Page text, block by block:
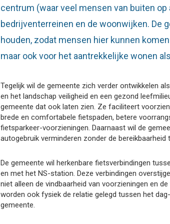
centrum (waar veel mensen van buiten
bedrijventerreinen en de woonwijken. De
houden, zodat mensen hier kunnen
maar ook voor het aantrekkelijke wonen
Tegelijk wil de gemeente zich verder ontwikkelen
en het landschap veiligheid en een gezond
gemeente dat ook laten zien. Ze faciliteert
brede en comfortabele fietspaden, betere
fietsparkeer-voorzieningen. Daarnaast wil de
autogebruik verminderen zonder de bereikbaarheid
De gemeente wil herkenbare fietsverbindingen
en met het NS-station. Deze verbindingen
niet alleen de vindbaarheid van voorzieningen en
worden ook fysiek de relatie gelegd tussen het
gemeente.